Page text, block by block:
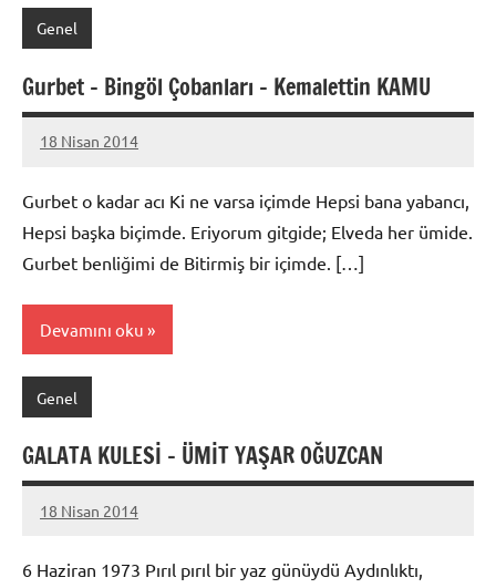
Genel
Gurbet – Bingöl Çobanları – Kemalettin KAMU
18 Nisan 2014
admin
Gurbet o kadar acı Ki ne varsa içimde Hepsi bana yabancı,
Hepsi başka biçimde. Eriyorum gitgide; Elveda her ümide.
Gurbet benliğimi de Bitirmiş bir içimde. […]
Devamını oku
Genel
GALATA KULESİ – ÜMİT YAŞAR OĞUZCAN
18 Nisan 2014
admin
6 Haziran 1973 Pırıl pırıl bir yaz günüydü Aydınlıktı,